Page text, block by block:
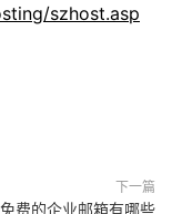
szhost.asp
下一篇
免费的企业邮箱有哪些